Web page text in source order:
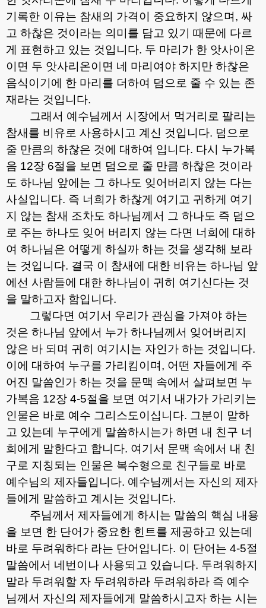
기록한 이유는 참새의 가격이 중요하지 않으며 , 싸
고 하찮은 것이라는 의미를 담고 있기 때문에 다르
게 표현하고 있는 것입니다. 두 마리가 한 앗사이온
이면 두 앗사리온이면 네 마리여야 하지만 하찮은
음식이기에 한 마리를 더하여 덤으로 줄 수 있는 존
재라는 것입니다.
그래서 예수님께서 시장에서 먹거리로 팔리는
참새를 비유로 사용하시고 계신 것입니다. 덤으로
줄 만큼의 하찮은 것에 대하여 입니다. 다시 누가복
음 12장 6절을 보면 덤으로 줄 만큼 하찮은 것이라
도 하나님 앞에는 그 하나도 잊어버리지 않는 다는
사실입니다. 즉 너희가 하찮게 여기고 귀하게 여기
지 않는 참새 조차도 하나님께서 그 하나도 즉 덤으
로 주는 하나도 잊어 버리지 않는 다면 너희에 대하
여 하나님은 어떻게 하실까 하는 것을 생각해 보라
는 것입니다. 결국 이 참새에 대한 비유는 하나님 앞
에선 사람들에 대한 하나님이 귀히 여기신다는 것
을 말하고자 함입니다.
그렇다면 여기서 우리가 관심을 가져야 하는
것은 하나님 앞에서 누가 하나님께서 잊어버리지
않은 바 되며 귀히 여기시는 자인가 하는 것입니다.
이에 대하여 누구를 가리킴이며 , 어떤 자들에게 주
어진 말씀인가 하는 것을 문맥 속에서 살펴보면 누
가복음 12장 4-5절을 보면 여기서 내가가 가리키는
인물은 바로 예수 그리스도이십니다. 그분이 말하
고 있는데 누구에게 말씀하시는가 하면 내 친구 너
희에게 말한다고 합니다. 여기서 문맥 속에서 내 친
구로 지칭되는 인물은 복수형으로 친구들로 바로
예수님의 제자들입니다. 예수님께서는 자신의 제자
들에게 말씀하고 계시는 것입니다.
주님께서 제자들에게 하시는 말씀의 핵심 내용
을 보면 한 단어가 중요한 힌트를 제공하고 있는데
바로 두려워하다 라는 단어입니다. 이 단어는 4-5절
말씀에서 네번이나 사용되고 있습니다. 두려워하지
말라 두려워할 자 두려워하라 두려워하라 즉 예수
님께서 자신의 제자들에게 말씀하시고자 하는 시는